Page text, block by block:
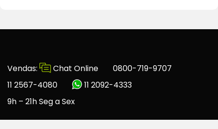
Vendas: Chat Online
0800-719-9707
11 2567-4080
11 2092-4333
9h – 21h Seg a Sex